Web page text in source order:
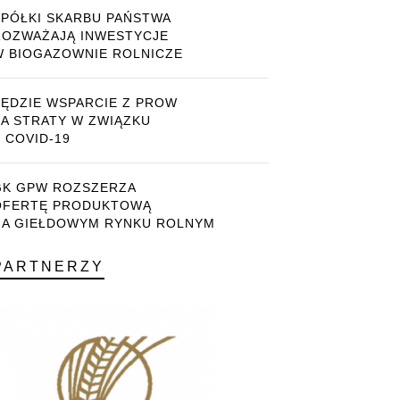
SKARBU PAŃSTWA
INWESTYCJE
BIOGAZOWNIE ROLNICZE
WSPARCIE Z PROW
STRATY W ZWIĄZKU
COVID-19
GPW ROZSZERZA
PRODUKTOWĄ
GIEŁDOWYM RYNKU ROLNYM